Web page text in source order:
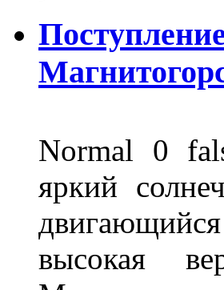
Normal 0
яркий
высокая